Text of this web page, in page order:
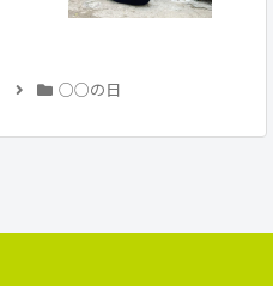
○○の日